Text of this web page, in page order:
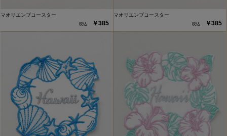
マオリエンブコースター
￥385
マオリエンブコースター
￥385